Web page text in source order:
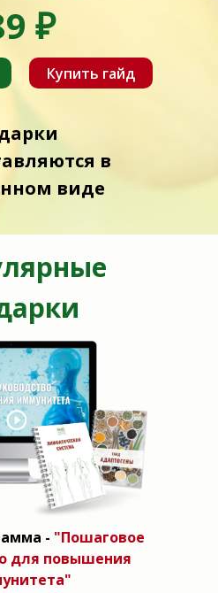
Купить гайд
₽
в
виде
- "Пошаговое
для повышения